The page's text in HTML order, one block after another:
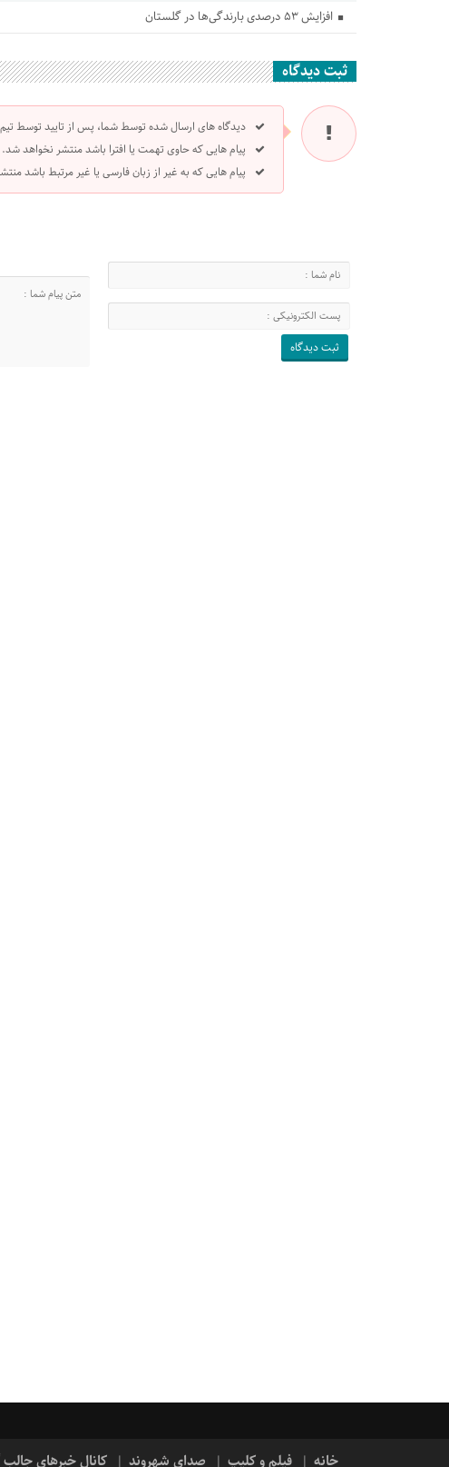
افزایش ۵۳ درصدی بارندگی‌ها در گلستان
ثبت دیدگاه
دیدگاه های ارسال شده توسط شما، پس از تایید توسط
پیام هایی که حاوی تهمت یا افترا باشد منتشر نخواهد شد.
پیام هایی که به غیر از زبان فارسی یا غیر مرتبط باشد
خانه فیلم و کلیپ صدای شهروند کانال خبرهای جالب